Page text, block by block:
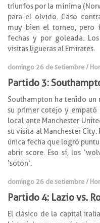
triunfos por la mínima
para el olvido. Caso
muy bien el torneo, pero
fechas y por goleada.
visitas ligueras al Emirates.
domingo 26 de setiembre /
Partido 3:
Southampton ha tenido un
su primer cotejo y empató
local ante Manchester
su visita al Manchester
única fecha que logró
abrir score. Eso sí, los
‘soton’.
domingo 26 de setiembre /
Partido 4: Lazio vs.
El clásico de la capital